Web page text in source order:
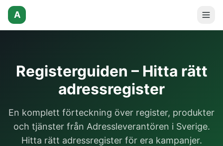
A
Registerguiden – Hitta rätt
adressregister
En komplett förteckning över register, produkter
och tjänster från Adressleverantören i Sverige.
Hitta rätt adressregister för era kampanjer.